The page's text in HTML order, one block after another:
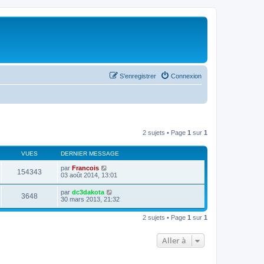
Connexion
S’enregistrer
2 sujets • Page 1 sur 1
VUES DERNIER MESSAGE
154343 par Francois
03 août 2014, 13:01
3648 par dc3dakota
30 mars 2013, 21:32
2 sujets • Page 1 sur 1
Aller à